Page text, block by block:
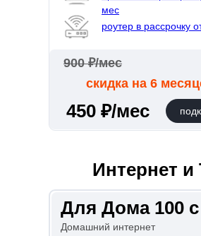
450 ₽/мес
мес
роутер в рассрочку
900 ₽/мес
скидка на 6
Интернет и
Для Дома 100
Домашний интернет